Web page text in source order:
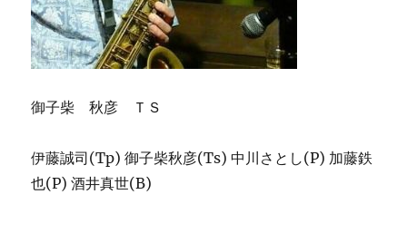
御子柴 秋彦 ＴＳ
伊藤誠司(Tp) 御子柴秋彦(Ts) 中川さとし(P) 加藤鉄
也(P) 酒井真世(B)